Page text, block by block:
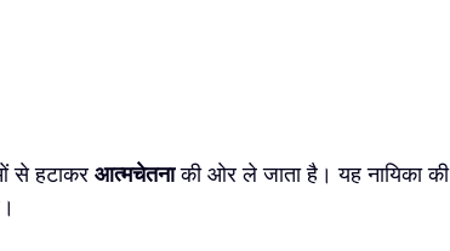
से हटाकर आत्मचेतनाकी ओर ले जाता है। यह नायिका की